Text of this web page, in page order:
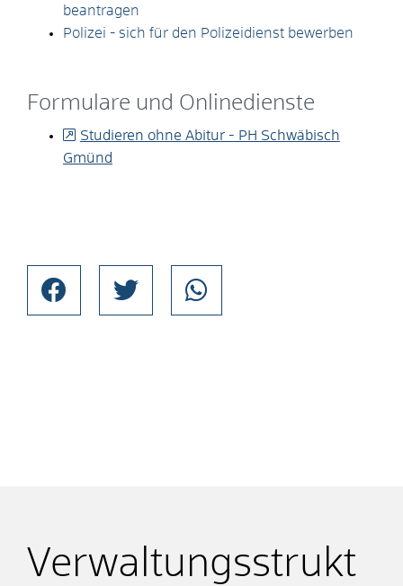
beantragen
Polizei - sich für den Polizeidienst bewerben
Formulare und Onlinedienste
Studieren ohne Abitur - PH Schwäbisch
Gmünd
Verwaltungsstrukt